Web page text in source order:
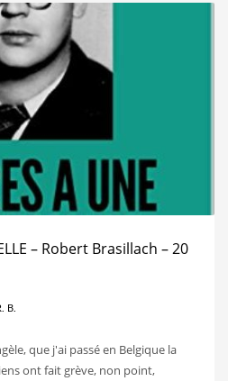
– Robert Brasillach – 20
B.
que j'ai passé en Belgique la
ont fait grève, non point,